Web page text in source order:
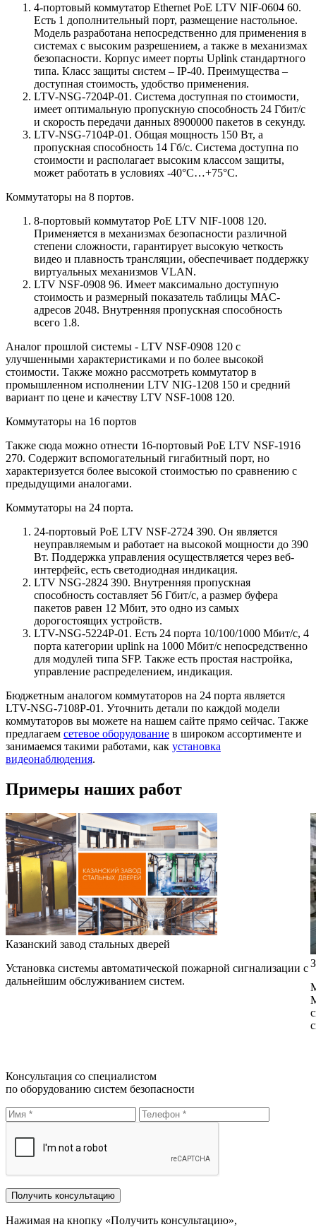
4-портовый коммутатор Ethernet PoE LTV NIF-0604 60.
Есть 1 дополнительный порт, размещение настольное.
Модель разработана непосредственно для применения в
системах с высоким разрешением, а также в механизмах
безопасности. Корпус имеет порты Uplink стандартного
типа. Класс защиты систем – IP-40. Преимущества –
доступная стоимость, удобство применения.
LTV-NSG-7204P-01. Система доступная по стоимости,
имеет оптимальную пропускную способность 24 Гбит/с
и скорость передачи данных 8900000 пакетов в секунду.
LTV-NSG-7104P-01. Общая мощность 150 Вт, а
пропускная способность 14 Гб/с. Система доступна по
стоимости и располагает высоким классом защиты,
может работать в условиях -40°C…+75°C.
Коммутаторы на 8 портов.
8-портовый коммутатор PoE LTV NIF-1008 120.
Применяется в механизмах безопасности различной
степени сложности, гарантирует высокую четкость
видео и плавность трансляции, обеспечивает поддержку
виртуальных механизмов VLAN.
LTV NSF-0908 96. Имеет максимально доступную
стоимость и размерный показатель таблицы MAC-
адресов 2048. Внутренняя пропускная способность
всего 1.8.
Аналог прошлой системы - LTV NSF-0908 120 с
улучшенными характеристиками и по более высокой
стоимости. Также можно рассмотреть коммутатор в
промышленном исполнении LTV NIG-1208 150 и средний
вариант по цене и качеству LTV NSF-1008 120.
Коммутаторы на 16 портов
Также сюда можно отнести 16-портовый PoE LTV NSF-1916
270. Содержит вспомогательный гигабитный порт, но
характеризуется более высокой стоимостью по сравнению с
предыдущими аналогами.
Коммутаторы на 24 порта.
24-портовый PoE LTV NSF-2724 390. Он является
неуправляемым и работает на высокой мощности до 390
Вт. Поддержка управления осуществляется через веб-
интерфейс, есть светодиодная индикация.
LTV NSG-2824 390. Внутренняя пропускная
способность составляет 56 Гбит/с, а размер буфера
пакетов равен 12 Мбит, это одно из самых
дорогостоящих устройств.
LTV-NSG-5224P-01. Есть 24 порта 10/100/1000 Мбит/с, 4
порта категории uplink на 1000 Мбит/с непосредственно
для модулей типа SFP. Также есть простая настройка,
управление распределением, индикация.
Бюджетным аналогом коммутаторов на 24 порта является
LTV-NSG-7108P-01. Уточнить детали по каждой модели
коммутаторов вы можете на нашем сайте прямо сейчас. Также
предлагаем сетевое оборудование в широком ассортименте и
занимаемся такими работами, как установка
видеонаблюдения.
Примеры наших работ
Казанский завод стальных дверей
Установка системы автоматической пожарной сигнализации с
дальнейшим обслуживанием систем.
Консультация со специалистом
по оборудованию систем безопасности
Нажимая на кнопку «Получить консультацию»,